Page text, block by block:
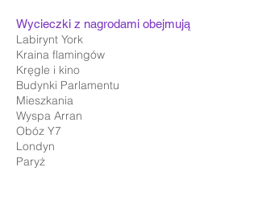
Wycieczki z nagrodami obejmują
Labirynt York
Kraina flamingów
Kręgle i kino
Budynki Parlamentu
Mieszkania
Wyspa Arran
Obóz Y7
Londyn
Paryż